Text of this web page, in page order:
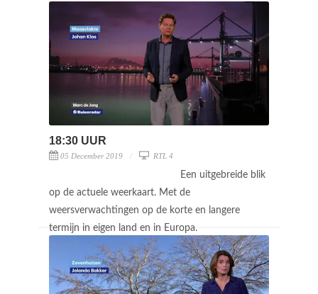
18:30 UUR
05 December 2019 RTL 4
Een uitgebreide blik
op de actuele weerkaart. Met de
weersverwachtingen op de korte en langere
termijn in eigen land en in Europa.